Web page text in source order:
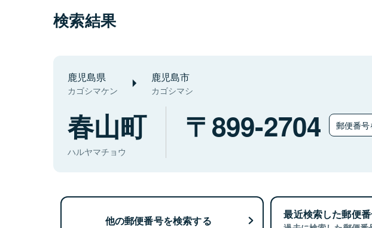
検索結果
鹿児島県
カゴシマケン
鹿児島市
カゴシマシ
春山町
ハルヤマチョウ
899-2704 郵便番号
他の郵便番号を検索する 最近検索した郵便